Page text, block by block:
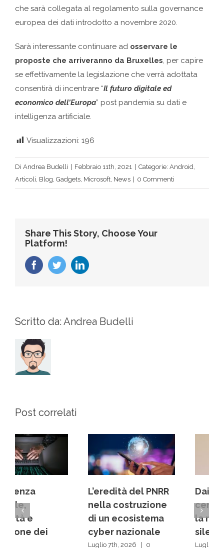
che sarà collegata al regolamento sulla governance
europea dei dati introdotto a novembre 2020.
Sarà interessante continuare ad osservare le
proposte che arriveranno da Bruxelles, per capire
se effettivamente la legislazione che verrà adottata
consentirà di incentrare “Il futuro digitale ed
economico dell’Europa” post pandemia su dati e
intelligenza artificiale.
Visualizzazioni: 196
Di Andrea Budelli Febbraio 11th, 2021 Categorie: Android,
Articoli, Blog, Gadgets, Microsoft, News 0 Commenti
Share This Story, Choose Your
Platform!
FacebookTwitterLinkedIn
Scritto da: Andrea Budelli
Post correlati
L’eredità del PNRR
nella costruzione
di un ecosistema
cyber nazionale
Dai back office ai
centri decisionali:
la rivoluzione
silenziosa delle IA
Luglio 1st, 2026